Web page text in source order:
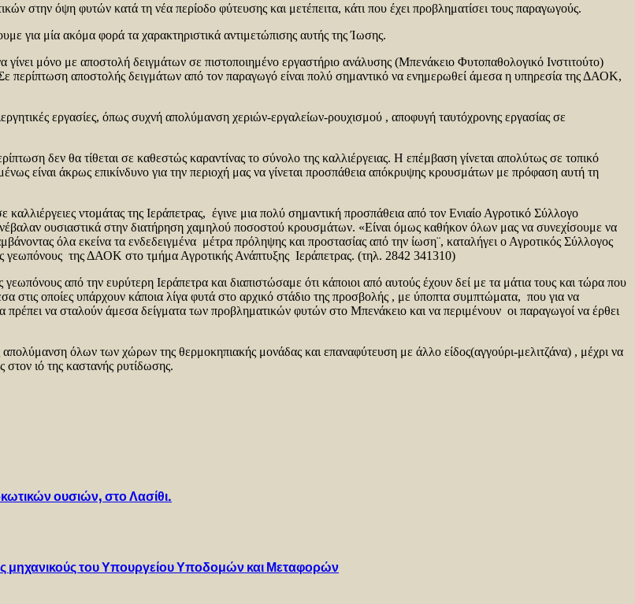
στην όψη φυτών κατά τη νέα περίοδο φύτευσης και μετέπειτα, κάτι που έχει προβληματίσει τους παραγωγούς.
για μία ακόμα φορά τα χαρακτηριστικά αντιμετώπισης αυτής της Ίωσης.
μόνο με αποστολή δειγμάτων σε πιστοποιημένο εργαστήριο ανάλυσης (Μπενάκειο Φυτοπαθολογικό Ινστιτούτο)
αποστολής δειγμάτων από τον παραγωγό είναι πολύ σημαντικό να ενημερωθεί άμεσα η υπηρεσία της ΔΑΟΚ,
εργασίες, όπως συχνή απολύμανση χεριών-εργαλείων-ρουχισμού , αποφυγή ταυτόχρονης εργασίας σε
δεν θα τίθεται σε καθεστώς καραντίνας το σύνολο της καλλιέργειας. Η επέμβαση γίνεται απολύτως σε τοπικό
είναι άκρως επικίνδυνο για την περιοχή μας να γίνεται προσπάθεια απόκρυψης κρουσμάτων με πρόφαση αυτή τη
ντομάτας της Ιεράπετρας, έγινε μια πολύ σημαντική προσπάθεια από τον Ενιαίο Αγροτικό Σύλλογο
ουσιαστικά στην διατήρηση χαμηλού ποσοστού κρουσμάτων. «Είναι όμως καθήκον όλων μας να συνεχίσουμε να
όλα εκείνα τα ενδεδειγμένα μέτρα πρόληψης και προστασίας από την ίωση¨, καταλήγει ο Αγροτικός Σύλλογος
γεωπόνους της ΔΑΟΚ στο τμήμα Αγροτικής Ανάπτυξης Ιεράπετρας. (τηλ. 2842 341310)
από την ευρύτερη Ιεράπετρα και διαπιστώσαμε ότι κάποιοι από αυτούς έχουν δεί με τα μάτια τους και τώρα που
στις οποίες υπάρχουν κάποια λίγα φυτά στο αρχικό στάδιο της προσβολής , με ύποπτα συμπτώματα, που για να
πρέπει να σταλούν άμεσα δείγματα των προβληματικών φυτών στο Μπενάκειο και να περιμένουν οι παραγωγοί να έρθει
όλων των χώρων της θερμοκηπιακής μονάδας και επαναφύτευση με άλλο είδος(αγγούρι-μελιτζάνα) , μέχρι να
στον ιό της καστανής ρυτίδωσης.
ουσιών, στο Λασίθι.
μηχανικούς του Υπουργείου Υποδομών και Μεταφορών